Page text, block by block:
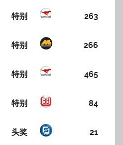
特别 263
特别 266
特别 465
特别 84
头奖 21